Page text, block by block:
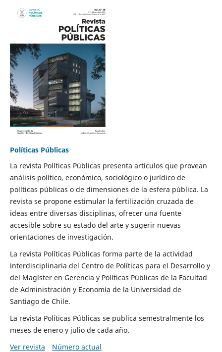
Políticas Públicas
La revista Políticas Públicas presenta artículos que provean
análisis político, económico, sociológico o jurídico de
políticas públicas o de dimensiones de la esfera pública. La
revista se propone estimular la fertilización cruzada de
ideas entre diversas disciplinas, ofrecer una fuente
accesible sobre su estado del arte y sugerir nuevas
orientaciones de investigación.
La revista Políticas Públicas forma parte de la actividad
interdisciplinaria del Centro de Políticas para el Desarrollo y
del Magíster en Gerencia y Políticas Públicas de la Facultad
de Administración y Economía de la Universidad de
Santiago de Chile.
La revista Políticas Públicas se publica semestralmente los
meses de enero y julio de cada año.
Ver revista
Número actual